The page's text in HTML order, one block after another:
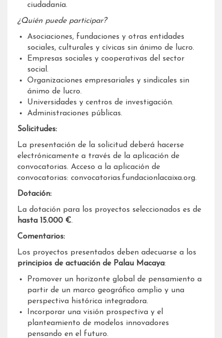
ciudadanía.
¿Quién puede participar?
Asociaciones, fundaciones y otras entidades
sociales, culturales y cívicas sin ánimo de lucro.
Empresas sociales y cooperativas del sector
social.
Organizaciones empresariales y sindicales sin
ánimo de lucro.
Universidades y centros de investigación.
Administraciones públicas.
Solicitudes:
La presentación de la solicitud deberá hacerse
electrónicamente a través de la aplicación de
convocatorias. Acceso a la aplicación de
convocatorias: convocatorias.fundacionlacaixa.org.
Dotación:
La dotación para los proyectos seleccionados es de
hasta 15.000 €.
Comentarios:
Los proyectos presentados deben adecuarse a los
principios de actuación de Palau Macaya:
Promover un horizonte global de pensamiento a
partir de un marco geográfico amplio y una
perspectiva histórica integradora.
Incorporar una visión prospectiva y el
planteamiento de modelos innovadores
pensando en el futuro.